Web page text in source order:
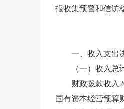
报收集预警和信访
一、收入支出
（一）收入总计
财政拨款收入
国有资本经营预算